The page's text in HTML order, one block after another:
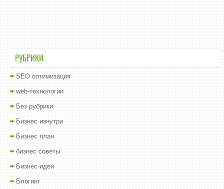
РУБРИКИ
SEO оптимизация
web-технологии
Без рубрики
Бизнес изнутри
Бизнес план
бизнес советы
Бизнес-идеи
Блогинг